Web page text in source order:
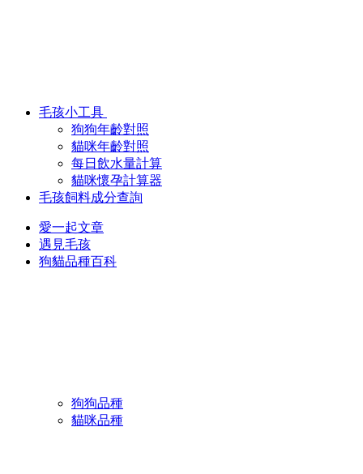
毛孩小工具
狗狗年齡對照
貓咪年齡對照
每日飲水量計算
貓咪懷孕計算器
毛孩飼料成分查詢
愛一起文章
遇見毛孩
狗貓品種百科
狗狗品種
貓咪品種